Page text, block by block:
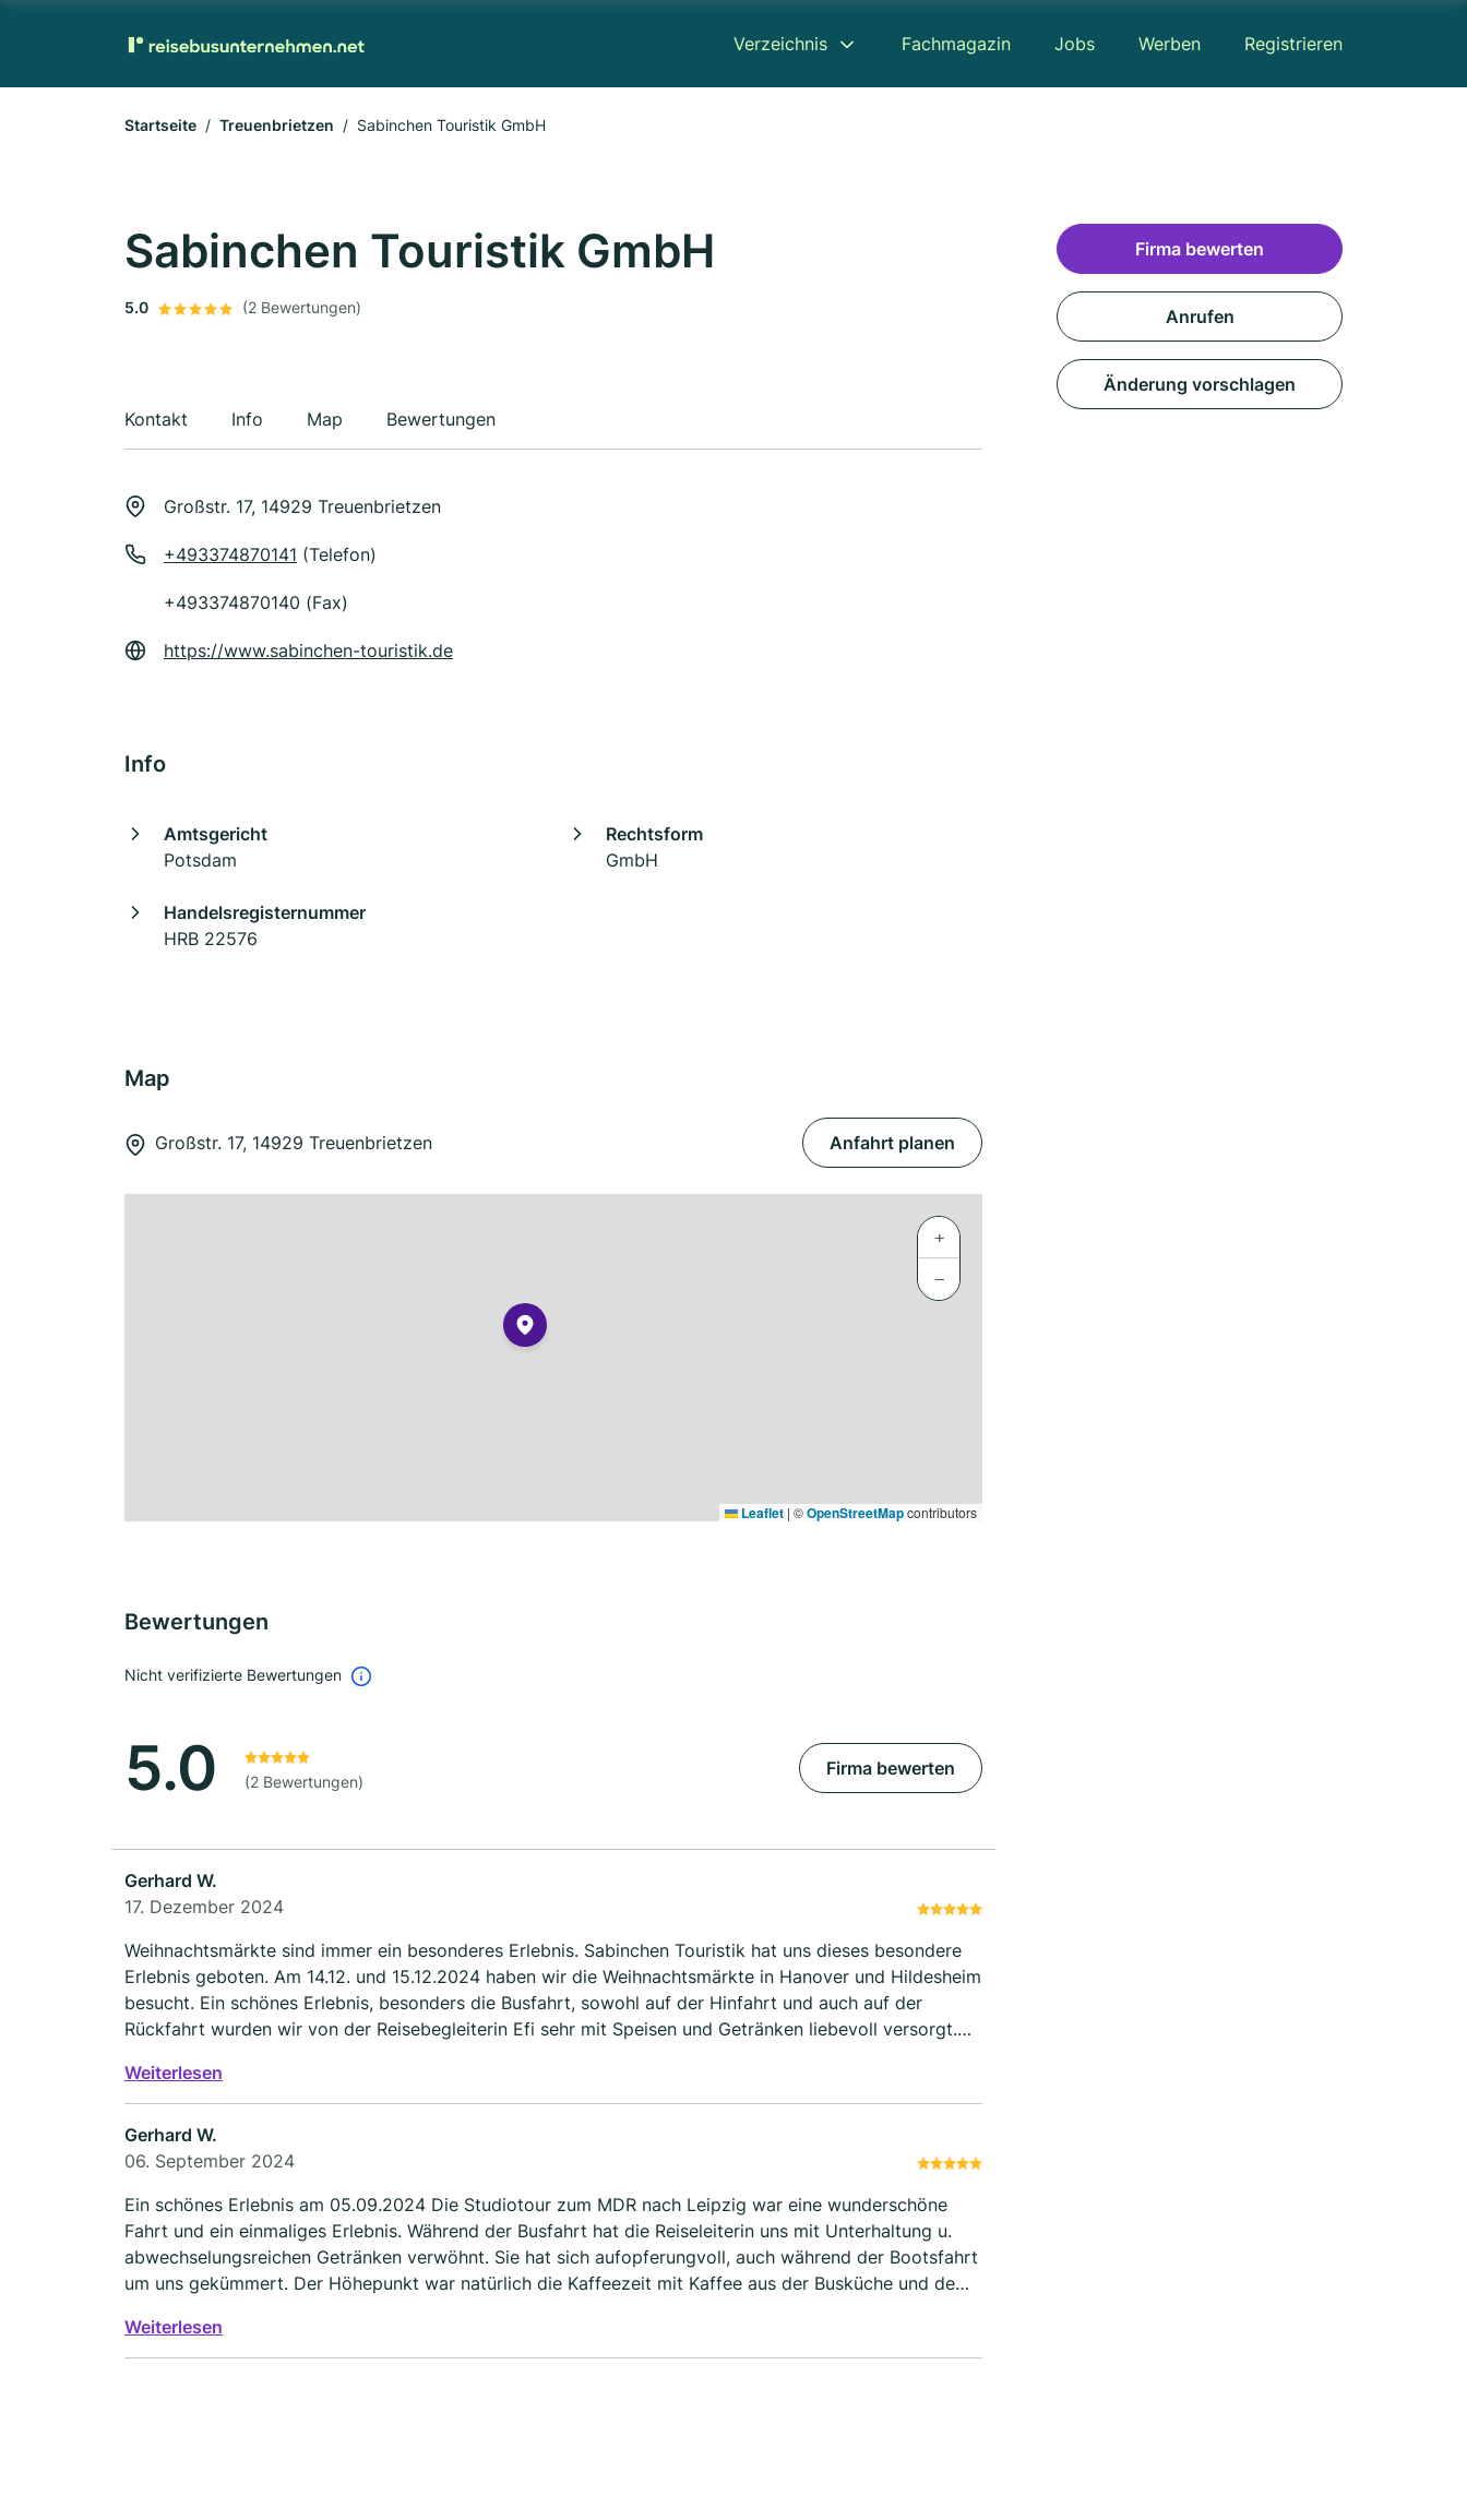
Verzeichnis Fachmagazin Jobs Werben Registrieren
Startseite Treuenbrietzen Sabinchen Touristik GmbH
Sabinchen Touristik GmbH
5.0 (2 Bewertungen)
Kontakt Info Map Bewertungen
Großstr. 17, 14929 Treuenbrietzen
+493374870141 (Telefon)
+493374870140 (Fax)
https://www.sabinchen-touristik.de
Info
Amtsgericht
Potsdam
Rechtsform
GmbH
Handelsregisternummer
HRB 22576
Map
Großstr. 17, 14929 Treuenbrietzen Anfahrt planen
+
−
Leaflet | ©OpenStreetMapcontributors
Bewertungen
Nicht verifizierte Bewertungen
5.0 (2 Bewertungen)
Firma bewerten
Gerhard W.
17. Dezember 2024
Weihnachtsmärkte sind immer ein besonderes Erlebnis. Sabinchen Touristik hat uns dieses besondere
Erlebnis geboten. Am 14.12. und 15.12.2024 haben wir die Weihnachtsmärkte in Hanover und Hildesheim
besucht. Ein schönes Erlebnis, besonders die Busfahrt, sowohl auf der Hinfahrt und auch auf der
Rückfahrt wurden wir von der Reisebegleiterin Efi sehr mit Speisen und Getränken liebevoll versorgt.
Dank
Weiterlesen
Gerhard W.
06. September 2024
Ein schönes Erlebnis am 05.09.2024 Die Studiotour zum MDR nach Leipzig war eine wunderschöne
Fahrt und ein einmaliges Erlebnis. Während der Busfahrt hat die Reiseleiterin uns mit Unterhaltung u.
abwechselungsreichen Getränken verwöhnt. Sie hat sich aufopferungvoll, auch während der Bootsfahrt
um uns gekümmert. Der Höhepunkt war natürlich die Kaffeezeit mit Kaffee aus der Busküche und dem
kommen wieder!
Weiterlesen
Firma bewerten
Anrufen
Änderung vorschlagen